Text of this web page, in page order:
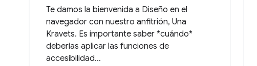
Te damos la bienvenida a Diseño en el
navegador con nuestro anfitrión, Una
Kravets. Es importante saber *cuándo*
deberías aplicar las funciones de
accesibilidad...